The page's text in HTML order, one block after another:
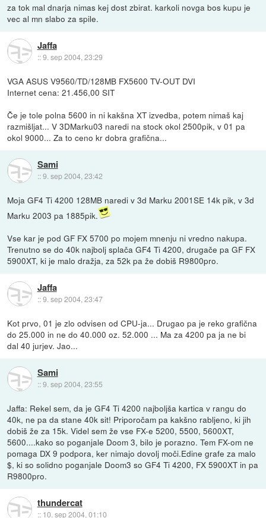
za tok mal dnarja nimas kej dost zbirat. karkoli novga bos kupu je
vec al mn slabo za spile.
Jaffa
::9. sep 2004, 23:29
VGA ASUS V9560/TD/128MB FX5600 TV-OUT DVI
Internet cena: 21.456,00 SIT
Če je tole polna 5600 in ni kakšna XT izvedba, potem nimaš kaj
razmišljat... V 3DMarku03 naredi na stock okol 2500pik, v 01 pa
okol 9000... Za to ceno kr dobra grafična...
Sami
::9. sep 2004, 23:42
Moja GF4 Ti 4200 128MB naredi v 3d Marku 2001SE 14k pik, v 3d
Marku 2003 pa 1885pik.
Vse kar je pod GF FX 5700 po mojem mnenju ni vredno nakupa.
Trenutno se do 40k najbolj splača GF4 Ti 4200, drugače pa GF FX
5900XT, ki je malo dražja, za 52k pa že dobiš R9800pro.
Jaffa
::9. sep 2004, 23:47
Kot prvo, 01 je zlo odvisen od CPU-ja... Drugao pa je reko grafična
do 25.000 in ne do 40.000 oz. 52.000 ... Ma za 4200 pa ja ne bi
dal 40 jurjev. Jao...
Sami
::9. sep 2004, 23:55
Jaffa: Rekel sem, da je GF4 Ti 4200 najboljša kartica v rangu do
40k, ne pa da stane 40k sit! Priporočam pa kakšno rabljeno, ki jih
dobiš že za 15k. Videl sem že vse FX-e 5200, 5500, 5600XT,
5600....kako so poganjale Doom 3, bilo je porazno. Tem FX-om ne
pomaga DX 9 podpora, ker nimajo dovolj moči.Edine grafe za malo
$, ki so solidno poganjale Doom3 so GF4 Ti 4200, FX 5900XT in pa
R9800pro.
thundercat
:: 10. sep 2004, 01:10